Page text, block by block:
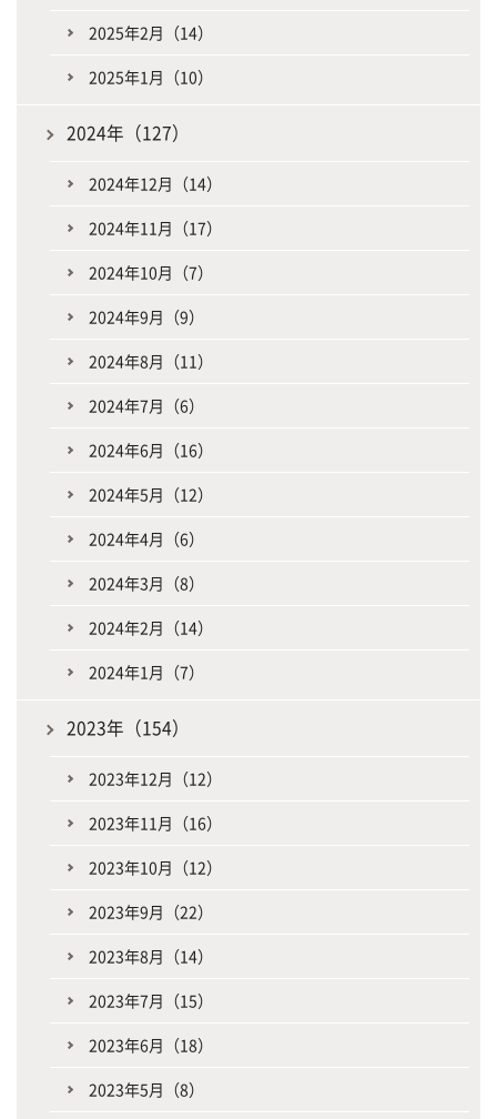
2025年2月（14）
2025年1月（10）
2024年（127）
2024年12月（14）
2024年11月（17）
2024年10月（7）
2024年9月（9）
2024年8月（11）
2024年7月（6）
2024年6月（16）
2024年5月（12）
2024年4月（6）
2024年3月（8）
2024年2月（14）
2024年1月（7）
2023年（154）
2023年12月（12）
2023年11月（16）
2023年10月（12）
2023年9月（22）
2023年8月（14）
2023年7月（15）
2023年6月（18）
2023年5月（8）